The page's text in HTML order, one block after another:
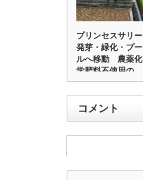
プリンセスサリー
発芽・緑化・プー
ルへ移動 農薬化
学肥料不使用の
米…
コメント